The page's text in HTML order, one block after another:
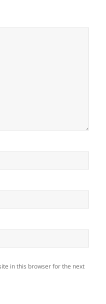
in this browser for the next